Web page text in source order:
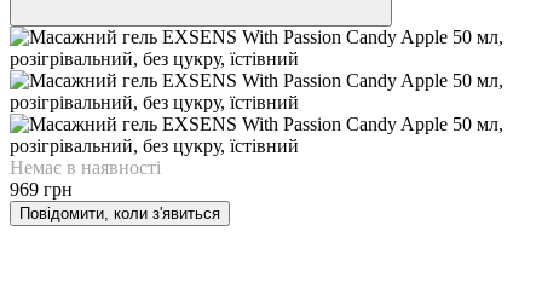
Немає в наявності
969 грн
Повідомити, коли з'явиться